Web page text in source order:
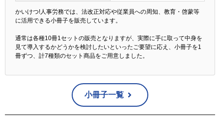
かいけつ!人事労務では、法改正対応や従業員への周知、教育・啓蒙等
に活用できる小冊子を販売しています。
通常は各種10冊1セットの販売となりますが、実際に手に取って中身を
見て導入するかどうかを検討したいといったご要望に応え、小冊子を1
冊ずつ、計7種類のセット商品をご用意しました。
小冊子一覧